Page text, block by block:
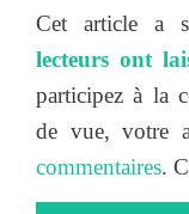
Cet article a
lecteurs ont
participez à la
de vue, votre
commentaires.